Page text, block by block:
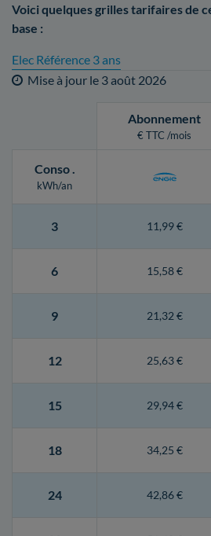
Voici quelques grilles tarifaires de
base :
Elec Référence 3 ans
Mise à jour le 3 août 2026
Abonnement
€ TTC /mois
Conso.
kWh/an
3 11,99 €
6 15,58 €
9 21,32 €
12 25,63 €
15 29,94 €
18 34,25 €
24 42,86 €